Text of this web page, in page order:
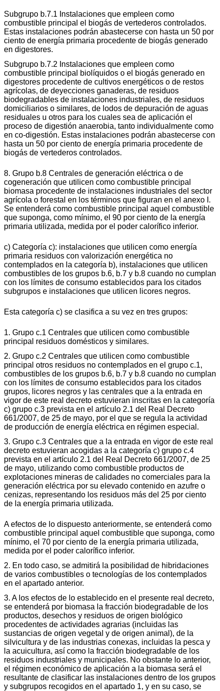
Subgrupo b.7.1 Instalaciones que empleen como
combustible principal el biogás de vertederos controlados.
Estas instalaciones podrán abastecerse con hasta un 50 por
ciento de energía primaria procedente de biogás generado
en digestores.
Subgrupo b.7.2 Instalaciones que empleen como
combustible principal biolíquidos o el biogás generado en
digestores procedente de cultivos energéticos o de restos
agrícolas, de deyecciones ganaderas, de residuos
biodegradables de instalaciones industriales, de residuos
domiciliarios o similares, de lodos de depuración de aguas
residuales u otros para los cuales sea de aplicación el
proceso de digestión anaerobia, tanto individualmente como
en co-digestión. Estas instalaciones podrán abastecerse con
hasta un 50 por ciento de energía primaria procedente de
biogás de vertederos controlados.
8. Grupo b.8 Centrales de generación eléctrica o de
cogeneración que utilicen como combustible principal
biomasa procedente de instalaciones industriales del sector
agrícola o forestal en los términos que figuran en el anexo I.
Se entenderá como combustible principal aquel combustible
que suponga, como mínimo, el 90 por ciento de la energía
primaria utilizada, medida por el poder calorífico inferior.
c) Categoría c): instalaciones que utilicen como energía
primaria residuos con valorización energética no
contemplados en la categoría b), instalaciones que utilicen
combustibles de los grupos b.6, b.7 y b.8 cuando no cumplan
con los límites de consumo establecidos para los citados
subgrupos e instalaciones que utilicen licores negros.
Esta categoría c) se clasifica a su vez en tres grupos:
1. Grupo c.1 Centrales que utilicen como combustible
principal residuos domésticos y similares.
2. Grupo c.2 Centrales que utilicen como combustible
principal otros residuos no contemplados en el grupo c.1,
combustibles de los grupos b.6, b.7 y b.8 cuando no cumplan
con los límites de consumo establecidos para los citados
grupos, licores negros y las centrales que a la entrada en
vigor de este real decreto estuvieran inscritas en la categoría
c) grupo c.3 prevista en el artículo 2.1 del Real Decreto
661/2007, de 25 de mayo, por el que se regula la actividad
de producción de energía eléctrica en régimen especial.
3. Grupo c.3 Centrales que a la entrada en vigor de este real
decreto estuvieran acogidas a la categoría c) grupo c.4
prevista en el artículo 2.1 del Real Decreto 661/2007, de 25
de mayo, utilizando como combustible productos de
explotaciones mineras de calidades no comerciales para la
generación eléctrica por su elevado contenido en azufre o
cenizas, representando los residuos más del 25 por ciento
de la energía primaria utilizada.
A efectos de lo dispuesto anteriormente, se entenderá como
combustible principal aquel combustible que suponga, como
mínimo, el 70 por ciento de la energía primaria utilizada,
medida por el poder calorífico inferior.
2. En todo caso, se admitirá la posibilidad de hibridaciones
de varios combustibles o tecnologías de los contemplados
en el apartado anterior.
3. A los efectos de lo establecido en el presente real decreto,
se entenderá por biomasa la fracción biodegradable de los
productos, desechos y residuos de origen biológico
procedentes de actividades agrarias (incluidas las
sustancias de origen vegetal y de origen animal), de la
silvicultura y de las industrias conexas, incluidas la pesca y
la acuicultura, así como la fracción biodegradable de los
residuos industriales y municipales. No obstante lo anterior,
el régimen económico de aplicación a la biomasa será el
resultante de clasificar las instalaciones dentro de los grupos
y subgrupos recogidos en el apartado 1, y en su caso, se